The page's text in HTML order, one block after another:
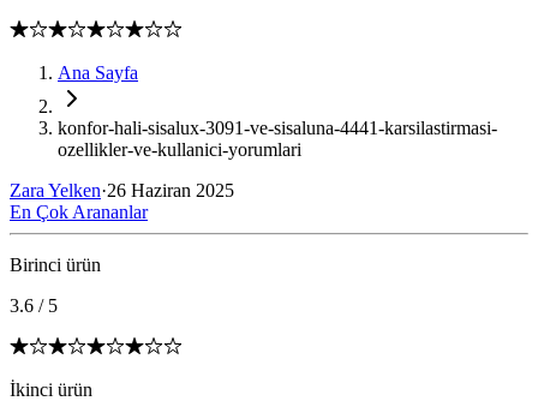
Ana Sayfa
konfor-hali-sisalux-3091-ve-sisaluna-4441-karsilastirmasi-
ozellikler-ve-kullanici-yorumlari
Zara Yelken·26 Haziran 2025
En Çok Arananlar
Birinci ürün
3.6 / 5
İkinci ürün